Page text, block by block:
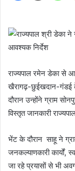
राज्यपाल रमेन डेका से
खैरागढ़-छुईखदान-गंडई
दौरान उन्होंने ग्राम
विस्तृत जानकारी
भेंट के दौरान साहू ने
जनकल्याणकारी कार्यों,
जा रहे प्रयासों से भी